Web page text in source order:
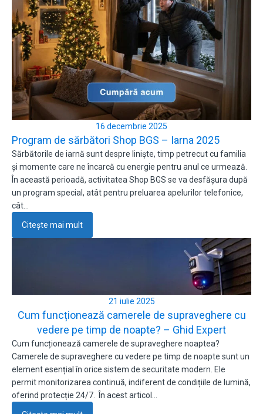
16 decembrie 2025
Program de sărbători Shop BGS – Iarna 2025
Sărbătorile de iarnă sunt despre liniște, timp petrecut cu familia
și momente care ne încarcă cu energie pentru anul ce urmează.
În această perioadă, activitatea Shop BGS se va desfășura după
un program special, atât pentru preluarea apelurilor telefonice,
cât…
Citește mai mult
21 iulie 2025
Cum funcționează camerele de supraveghere cu
vedere pe timp de noapte? – Ghid Expert
Cum funcționează camerele de supraveghere noaptea?
Camerele de supraveghere cu vedere pe timp de noapte sunt un
element esențial în orice sistem de securitate modern. Ele
permit monitorizarea continuă, indiferent de condițiile de lumină,
oferind protecție 24/7. În acest articol…